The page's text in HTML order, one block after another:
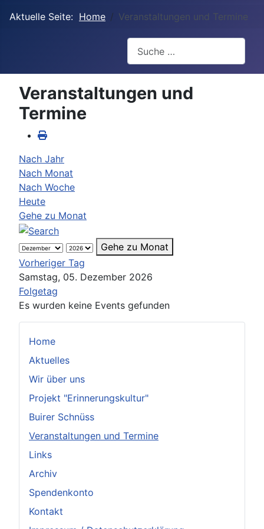
Aktuelle Seite: Home Veranstaltungen und Termine
Home
Aktuelles
Wir über uns
Projekt "Erinnerungskultur"
Buirer Schnüss
Veranstaltungen und Termine
Links
Archiv
Spendenkonto
Kontakt
Veranstaltungen und
Termine
Nach Jahr
Nach Monat
Nach Woche
Heute
Gehe zu Monat
Gehe zu Monat
Vorheriger Tag
Samstag, 05. Dezember 2026
Folgetag
Es wurden keine Events gefunden